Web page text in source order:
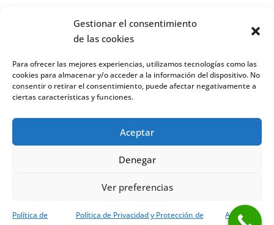
Gestionar el consentimiento
de las cookies
Para ofrecer las mejores experiencias, utilizamos tecnologías como las
cookies para almacenar y/o acceder a la información del dispositivo. No
consentir o retirar el consentimiento, puede afectar negativamente a
ciertas características y funciones.
Aceptar
Denegar
Ver preferencias
Política de Política de Privacidad y Protección de Aviso
Tanatoestética y tanatopraxia